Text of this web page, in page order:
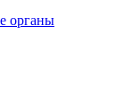
органы